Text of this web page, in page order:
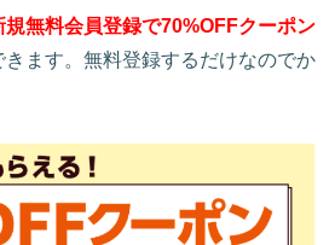
規無料会員登録で70%OFFクーポン
ます。無料登録するだけなのでか